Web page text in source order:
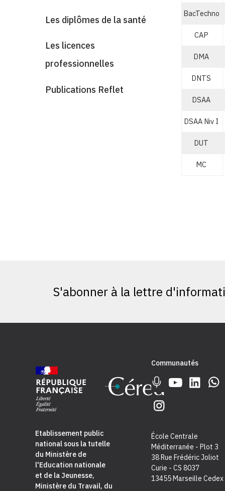
Les diplômes de la santé
Les licences
professionnelles
Publications Reflet
BacTechno
CAP
DMA
DNTS
DSAA
DSAA Niv I
DUT
MC
S'abonner à la lettre
Etablissement public
national sous la tutelle
du Ministère de
l'Education nationale
et de la Jeunesse,
Ministère du Travail, du
Communautés
École Centrale
Méditerranée - Plot 3
38 Rue Frédéric Joliot
Curie - CS 8037
13455 Marseille Cedex